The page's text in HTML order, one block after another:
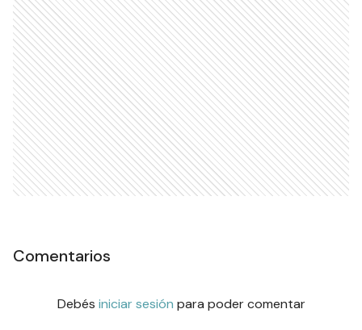
Comentarios
Debés iniciar sesión para poder comentar